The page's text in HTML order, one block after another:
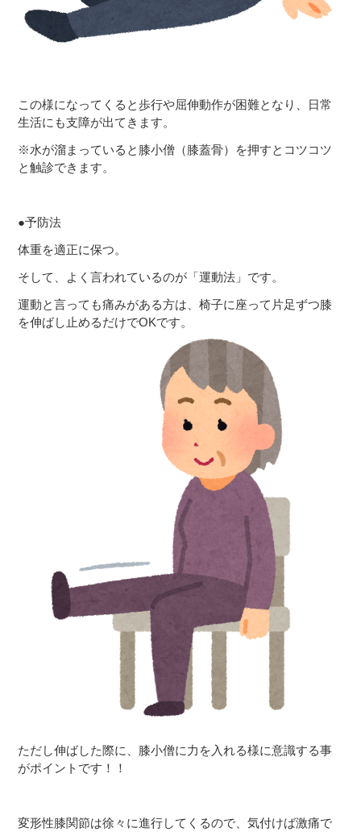
この様になってくると歩行や屈伸動作が困難となり、日常
生活にも支障が出てきます。
※水が溜まっていると膝小僧（膝蓋骨）を押すとコツコツ
と触診できます。
●予防法
体重を適正に保つ。
そして、よく言われているのが「運動法」です。
運動と言っても痛みがある方は、椅子に座って片足ずつ膝
を伸ばし止めるだけでOKです。
ただし伸ばした際に、膝小僧に力を入れる様に意識する事
がポイントです！！
変形性膝関節は徐々に進行してくるので、気付けば激痛で